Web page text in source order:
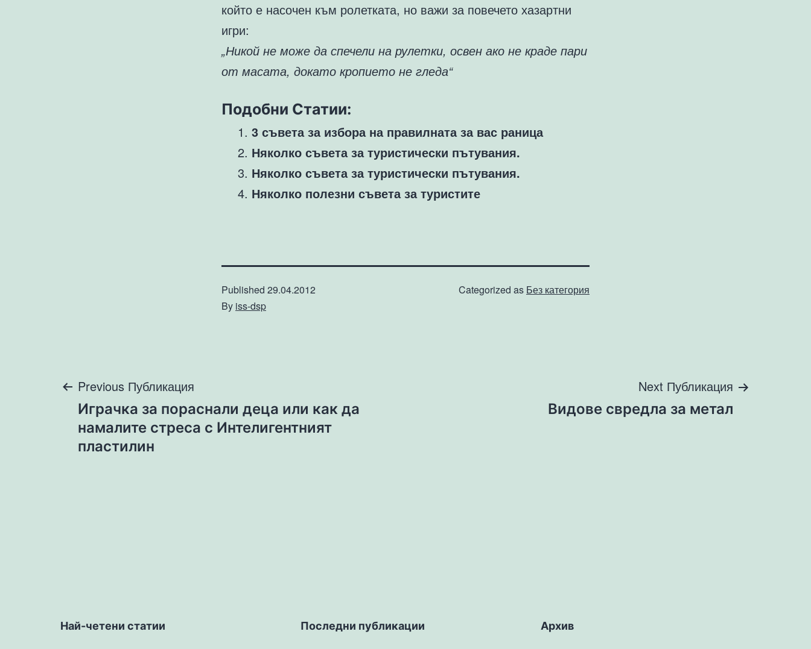
който е насочен към ролетката, но важи за повечето хазартни
игри:
„Никой не може да спечели на рулетки, освен ако не краде пари
от масата, докато кропието не гледа“
Подобни Статии:
3 съвета за избора на правилната за вас раница
Няколко съвета за туристически пътувания.
Няколко съвета за туристически пътувания.
Няколко полезни съвета за туристите
Published 29.04.2012
By iss-dsp
Categorized as Без категория
Навигация
Previous Публикация
Играчка за пораснали деца или как да
намалите стреса с Интелигентният
пластилин
Next Публикация
Видове свредла за метал
Най-четени статии Последни публикации Архив